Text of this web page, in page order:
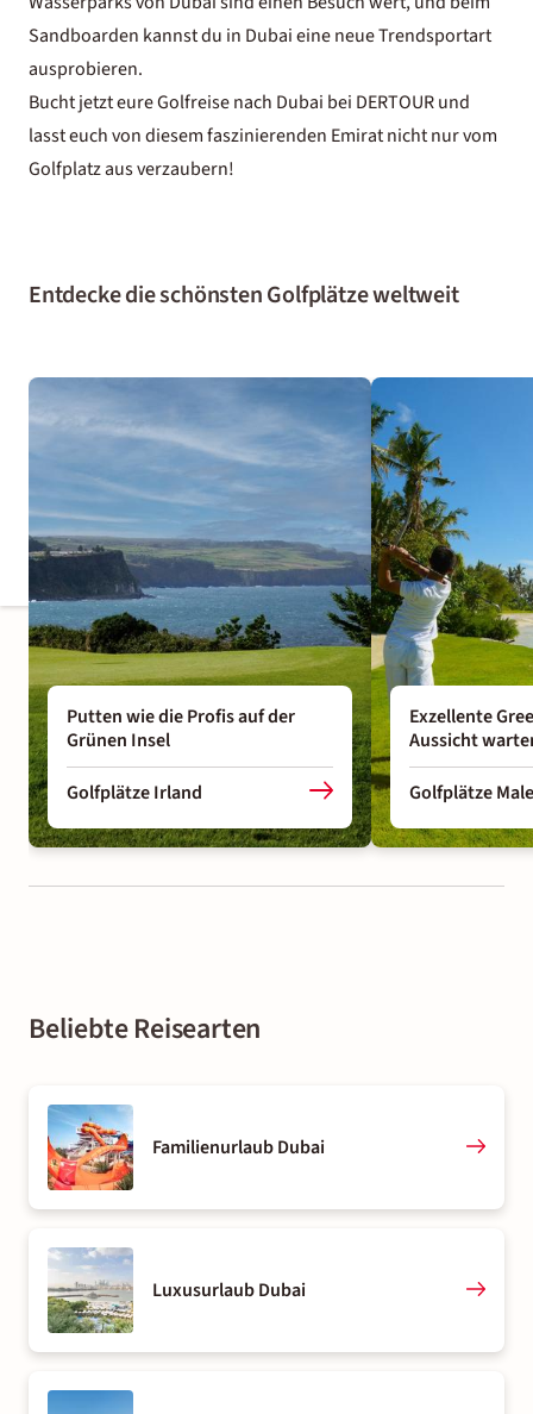
Sandboarden kannst du in Dubaieine neue Trendsportart
ausprobieren.
Bucht jetzt eure Golfreise nach Dubai bei DERTOUR und
lasst euch von diesem faszinierenden Emirat nicht nur vom
Golfplatz aus verzaubern!
Entdecke die schönsten Golfplätze weltweit
Putten wie die Profis auf der
Grünen Insel
Golfplätze Irland
Exzellente
Aussicht
Golfplätze
Beliebte Reisearten
Familienurlaub Dubai
Luxusurlaub Dubai